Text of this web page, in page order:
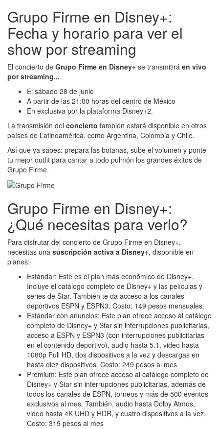
Grupo Firme en Disney+:
Fecha y horario para ver el
show por streaming
El concierto de Grupo Firme en Disney+ se transmitirá en vivo
por streaming...
El sábado 28 de junio
A partir de las 21:00 horas del centro de México
En exclusiva por la plataforma Disney+2.
La transmisión del concierto también estará disponible en otros
países de Latinoamérica, como Argentina, Colombia y Chile.
Así que ya sabes: prepara las botanas, sube el volumen y ponte
tu mejor outfit para cantar a todo pulmón los grandes éxitos de
Grupo Firme.
Grupo Firme en Disney+:
¿Qué necesitas para verlo?
Para disfrutar del concierto de Grupo Firme en Disney+,
necesitas una suscripción activa a Disney+, disponible en
planes:
Estándar: Este es el plan más económico de Disney+.
Incluye el catálogo completo de Disney+ y las películas y
series de Star. También te da acceso a los canales
deportivos ESPN y ESPN3. Costo: 149 pesos mensuales.
Estándar con anuncios: Este plan ofrece acceso al catálogo
completo de Disney+ y Star sin interrupciones publicitarias,
acceso a ESPN y ESPN3 (con interrupciones publicitarias
en el contenido deportivo), audio hasta 5.1, video hasta
1080p Full HD, dos dispositivos a la vez y descargas en
hasta diez dispositivos. Costo: 249 pesos al mes
Premium: Este plan ofrece acceso al catálogo completo de
Disney+ y Star sin interrupciones publicitarias, además de
todos los canales de ESPN, torneos y más de 500 eventos
exclusivos al mes. También, audio hasta Dolby Atmos,
video hasta 4K UHD y HDR, y cuatro dispositivos a la vez.
Costo: 319 pesos al mes